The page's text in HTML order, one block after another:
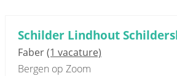
Schilder Lindhout
Faber(1 vacature)
Bergen op Zoom